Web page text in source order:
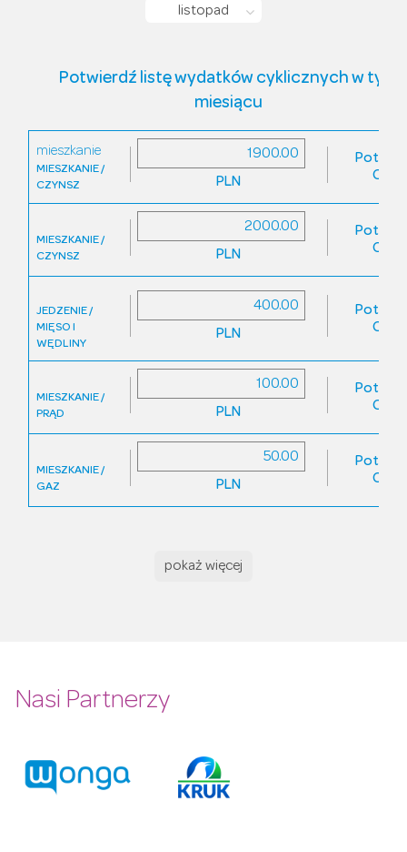
listopad
Potwierdź listę wydatków cyklicznych w tym
miesiącu
mieszkanie
MIESZKANIE /
CZYNSZ
PLN
MIESZKANIE /
CZYNSZ
PLN
JEDZENIE /
MIĘSO I
WĘDLINY
PLN
MIESZKANIE /
PRĄD
PLN
MIESZKANIE /
GAZ
PLN
pokaż więcej
Nasi Partnerzy